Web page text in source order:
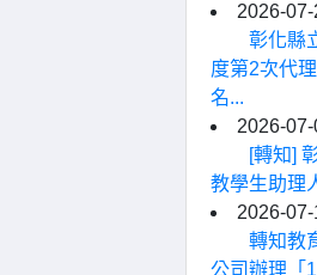
2026-
彰化縣
度第2次代
名...
2026-
[轉知]
教學生助理
2026-
轉知教
公司辦理「